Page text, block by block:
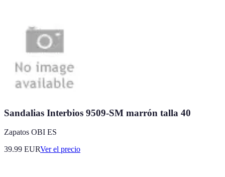
Sandalias Interbios 9509-SM marrón talla 40
Zapatos OBI ES
39.99 EURVer el precio